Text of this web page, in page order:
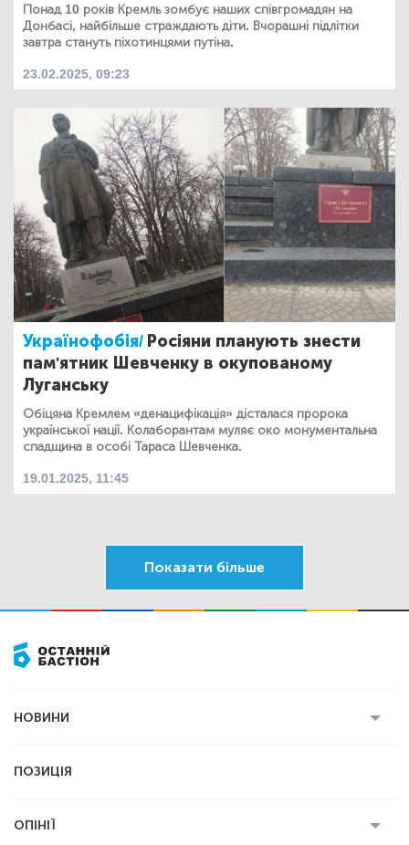
Понад 10 років Кремль зомбує наших співгромадян на
Донбасі, найбільше страждають діти. Вчорашні підлітки
завтра стануть піхотинцями путіна.
23.02.2025, 09:23
Українофобія/ Росіяни планують знести
пам'ятник Шевченку в окупованому
Луганську
Обіцяна Кремлем «денацифікація» дісталася пророка
української нації. Колаборантам муляє око монументальна
спадщина в особі Тараса Шевченка.
19.01.2025, 11:45
Показати більше
НОВИНИ
Економіка
ПОЗИЦІЯ
ОПІНІЇ